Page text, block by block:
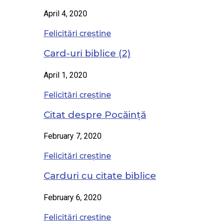
April 4, 2020
Felicitări creștine
Card-uri biblice (2)
April 1, 2020
Felicitări creștine
Citat despre Pocăință
February 7, 2020
Felicitări creștine
Carduri cu citate biblice
February 6, 2020
Felicitări creștine